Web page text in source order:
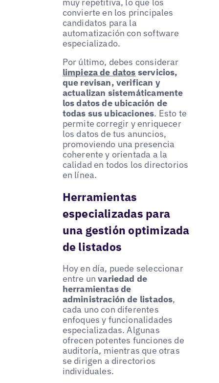
convierte en los principales
candidatos para la
automatización con software
especializado.
Por último, debes considerar
limpieza de datos servicios,
que revisan, verifican y
actualizan sistemáticamente
los datos de ubicación de
todas sus ubicaciones. Esto te
permite corregir y enriquecer
los datos de tus anuncios,
promoviendo una presencia
coherente y orientada a la
calidad en todos los directorios
en línea.
Herramientas
especializadas para
una gestión optimizada
de listados
Hoy en día, puede seleccionar
entre unvariedad de
herramientas de
administración de listados,
cada uno con diferentes
enfoques y funcionalidades
especializadas. Algunas
ofrecen potentes funciones de
auditoría, mientras que otras
se dirigen a directorios
individuales.